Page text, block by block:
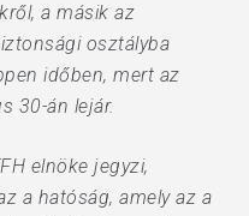
a másik az
osztályba
időben, mert az
30-án lejár.
elnöke jegyzi,
a hatóság, amely az a